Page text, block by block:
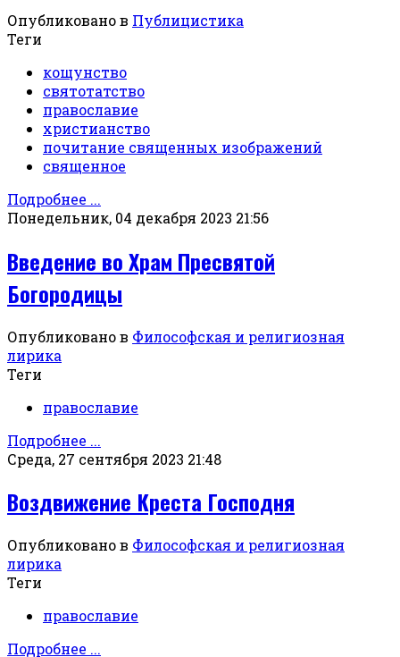
Опубликовано в Публицистика
Теги
кощунство
святотатство
православие
христианство
почитание священных изображений
священное
Подробнее ...
Понедельник, 04 декабря 2023 21:56
Введение во Храм Пресвятой
Богородицы
Опубликовано в Философская и религиозная
лирика
Теги
православие
Подробнее ...
Среда, 27 сентября 2023 21:48
Воздвижение Креста Господня
Опубликовано в Философская и религиозная
лирика
Теги
православие
Подробнее ...